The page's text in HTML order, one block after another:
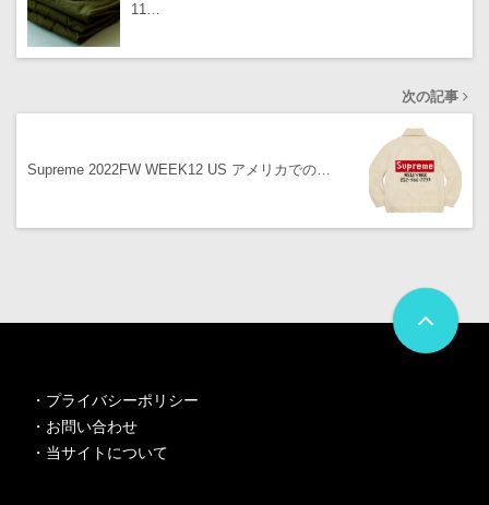
11…
次の記事
Supreme 2022FW WEEK12 US アメリカでの…
・ プライバシーポリシー
・ お問い合わせ
・ 当サイトについて